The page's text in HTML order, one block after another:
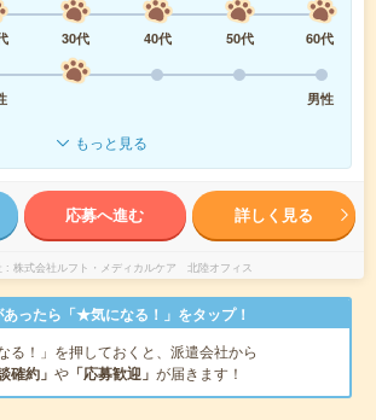
30代 40代 50代
60代
男性
もっと見る
応募へ進む 詳しく見る
株式会社ルフト・メディカルケア 北陸オフィス
ったら「★気になる！」をタップ！
る！」を押しておくと、派遣会社から
確約」 や 「応募歓迎」 が届きます！